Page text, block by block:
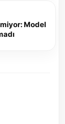
Model